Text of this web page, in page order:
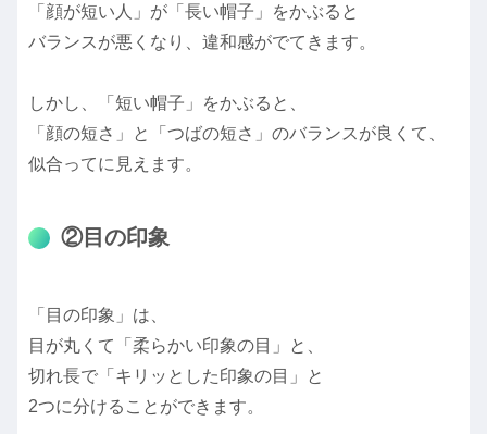
「顔が短い人」が「長い帽子」をかぶると
バランスが悪くなり、違和感がでてきます。
しかし、「短い帽子」をかぶると、
「顔の短さ」と「つばの短さ」のバランスが良くて、
似合ってに見えます。
②目の印象
「目の印象」は、
目が丸くて「柔らかい印象の目」と、
切れ長で「キリッとした印象の目」と
2つに分けることができます。